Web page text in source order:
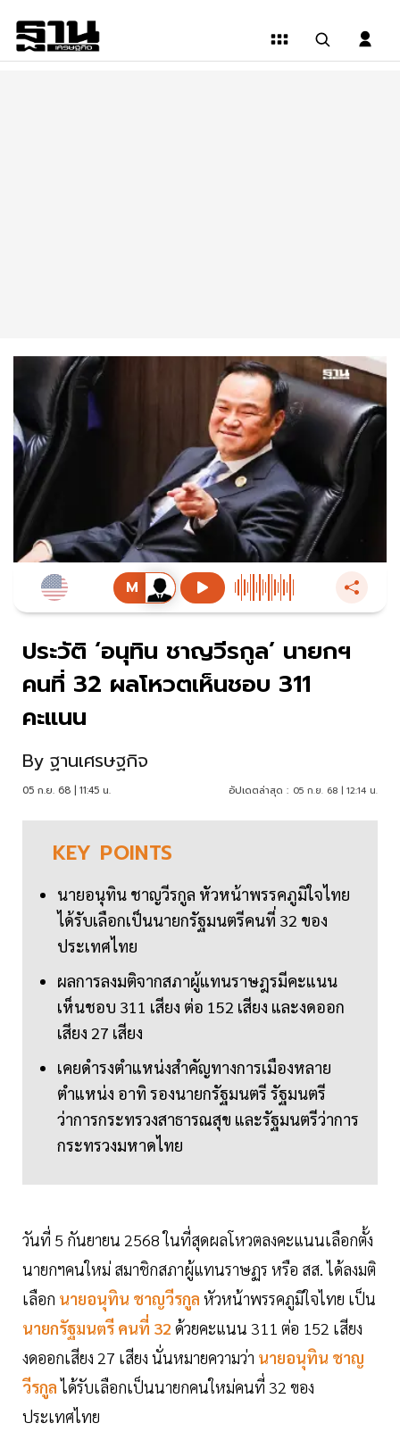
ประวัติ ‘อนุทิน ชาญวีรกูล’ นายกฯ
คนที่ 32 ผลโหวตเห็นชอบ 311
คะแนน
By ฐานเศรษฐกิจ
05 ก.ย. 68 | 11:45 น. อัปเดตล่าสุด : 05 ก.ย. 68 | 12:14 น.
KEY POINTS
นายอนุทิน ชาญวีรกูล หัวหน้าพรรคภูมิใจไทย
ได้รับเลือกเป็นนายกรัฐมนตรีคนที่ 32 ของ
ประเทศไทย
ผลการลงมติจากสภาผู้แทนราษฎรมีคะแนน
เห็นชอบ 311 เสียง ต่อ 152 เสียง และงดออก
เสียง 27 เสียง
เคยดำรงตำแหน่งสำคัญทางการเมืองหลาย
ตำแหน่ง อาทิ รองนายกรัฐมนตรี รัฐมนตรี
ว่าการกระทรวงสาธารณสุข และรัฐมนตรีว่าการ
กระทรวงมหาดไทย
วันที่ 5 กันยายน 2568 ในที่สุดผลโหวตลงคะแนนเลือกตั้ง
นายกฯคนใหม่ สมาชิกสภาผู้แทนราษฏร หรือ สส. ได้ลงมติ
เลือก นายอนุทิน ชาญวีรกูล หัวหน้าพรรคภูมิใจไทย เป็น
นายกรัฐมนตรี คนที่ 32 ด้วยคะแนน 311 ต่อ 152 เสียง
งดออกเสียง 27 เสียง นั่นหมายความว่า นายอนุทิน ชาญ
วีรกูล ได้รับเลือกเป็นนายกคนใหม่คนที่ 32 ของ
ประเทศไทย